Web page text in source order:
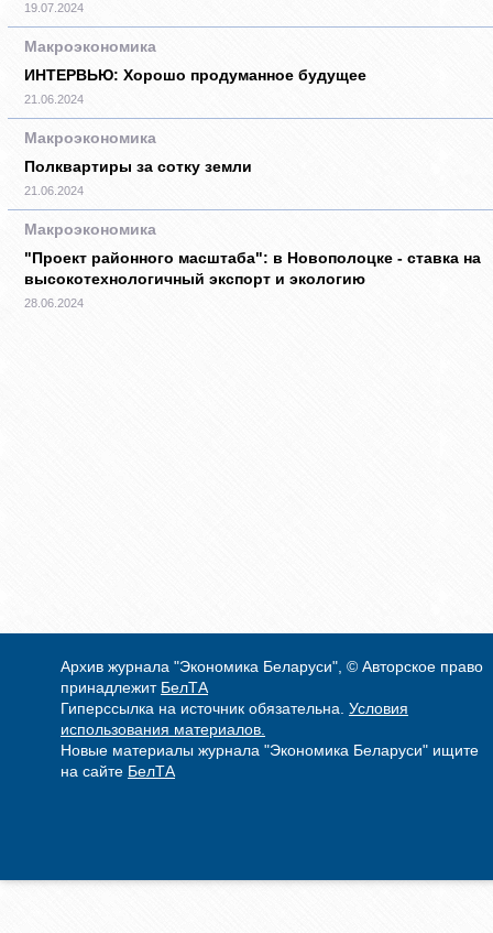
19.07.2024
Макроэкономика
ИНТЕРВЬЮ: Хорошо продуманное будущее
21.06.2024
Макроэкономика
Полквартиры за сотку земли
21.06.2024
Макроэкономика
"Проект районного масштаба": в Новополоцке - ставка на
высокотехнологичный экспорт и экологию
28.06.2024
Архив журнала "Экономика Беларуси", © Авторское право
принадлежит БелТА
Гиперссылка на источник обязательна. Условия
использования материалов.
Новые материалы журнала "Экономика Беларуси" ищите
на сайте БелТА